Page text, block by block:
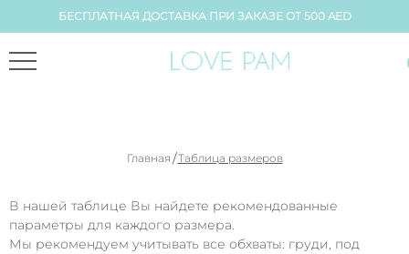
БЕСПЛАТНАЯ ДОСТАВКА ПРИ ЗАКАЗЕ ОТ 500 AED
Главная /Таблица размеров
В нашей таблице Вы найдете рекомендованные
параметры для каждого размера.
Мы рекомендуем учитывать все обхваты: груди, под